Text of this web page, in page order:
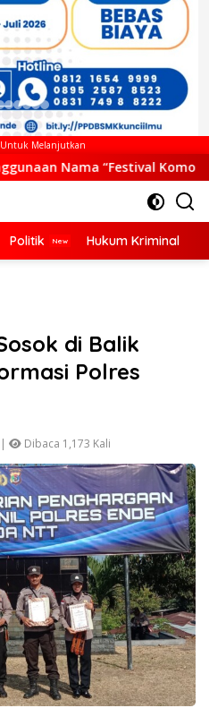
Untuk Melanjutkan
Komodo Riung”, Nilai
Politik Hukum Kriminal
di Balik
Polres
Dibaca 1,173 Kali